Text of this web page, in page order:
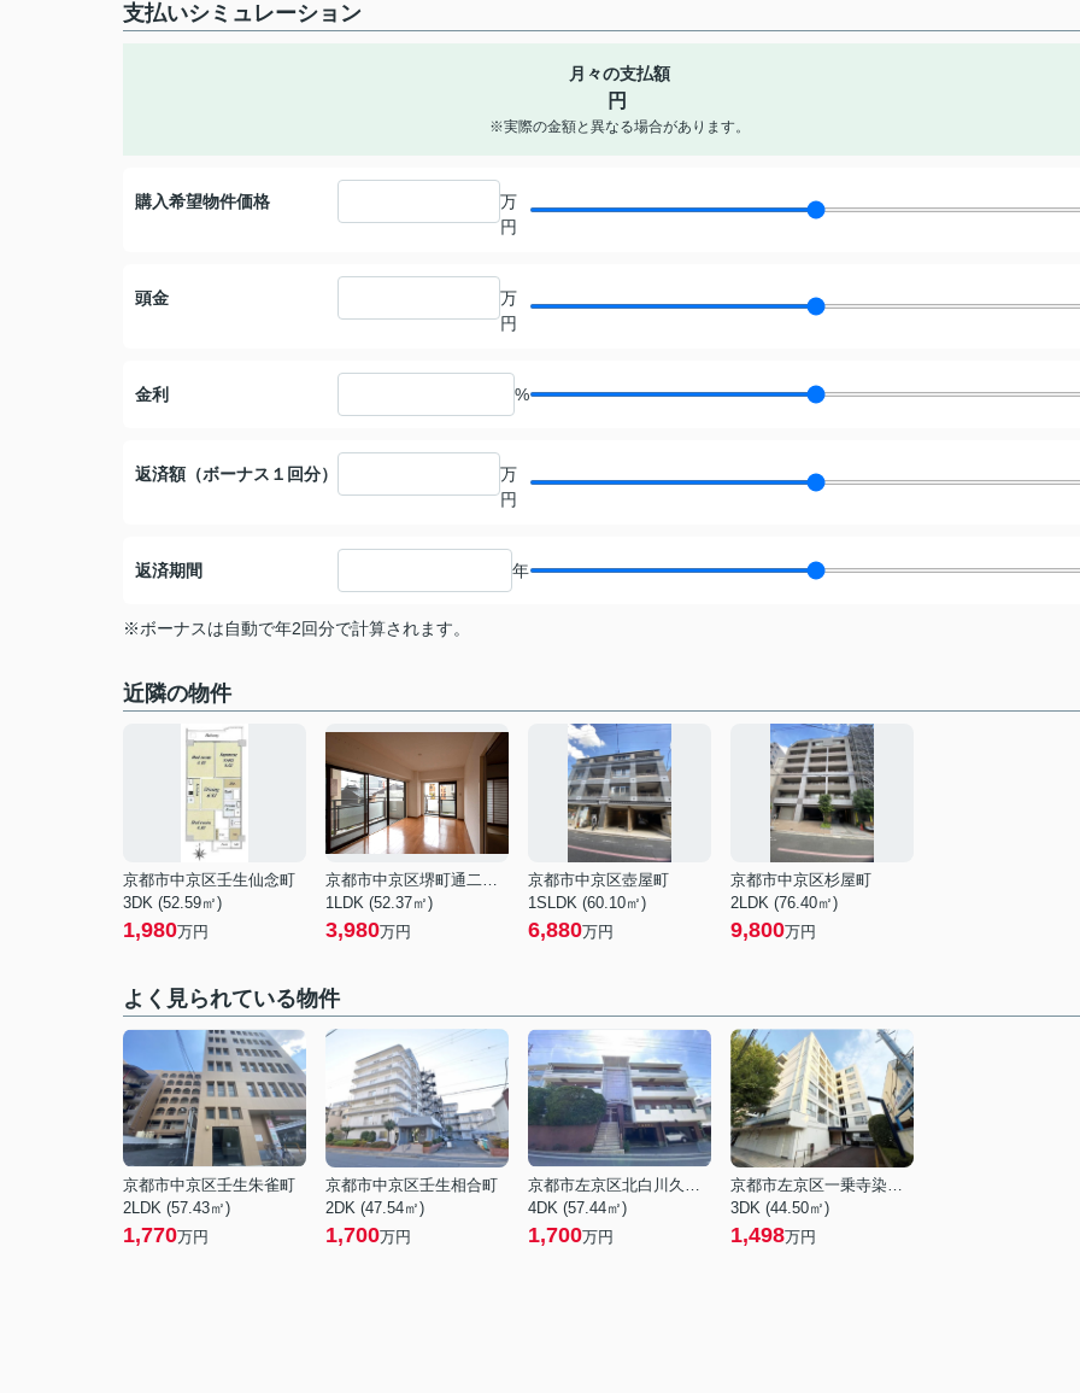
支払いシミュレーション
月々の支払額
円
※実際の金額と異なる場合があります。
購入希望物件価格
万
円
頭金
万
円
金利 %
返済額（ボーナス１回分）
万
円
返済期間 年
※ボーナスは自動で年2回分で計算されます。
近隣の物件
京都市中京区壬生仙念町
3DK (52.59㎡)
1,980万円
京都市中京区堺町通二条上る亀屋町
1LDK (52.37㎡)
3,980万円
京都市中京区壺屋町
1SLDK (60.10㎡)
6,880万円
京都市中京区杉屋町
2LDK (76.40㎡)
9,800万円
よく見られている物件
京都市中京区壬生朱雀町
2LDK (57.43㎡)
1,770万円
京都市中京区壬生相合町
2DK (47.54㎡)
1,700万円
京都市左京区北白川久保田町
4DK (57.44㎡)
1,700万円
京都市左京区一乗寺染殿町
3DK (44.50㎡)
1,498万円